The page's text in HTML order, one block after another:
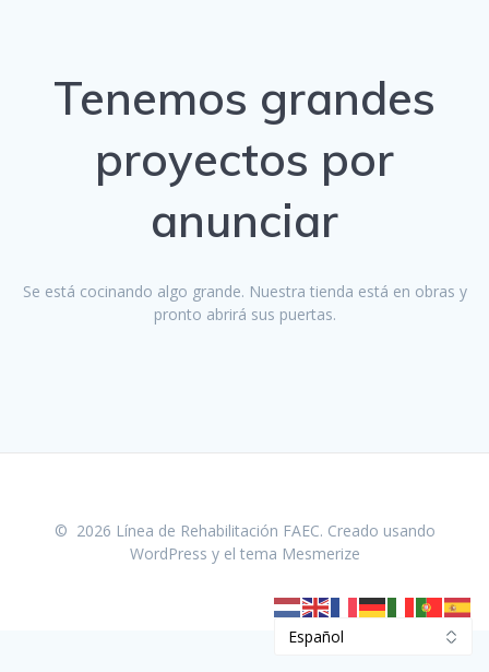
Tenemos grandes
proyectos por
anunciar
Se está cocinando algo grande. Nuestra tienda está en obras y
pronto abrirá sus puertas.
© 2026 Línea de Rehabilitación FAEC. Creado usando
WordPress y el tema Mesmerize